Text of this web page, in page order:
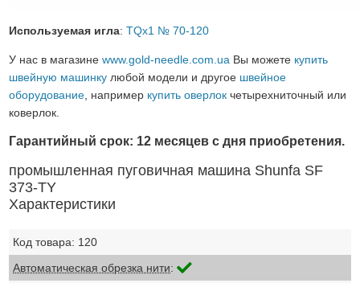
Используемая игла:TQx1 № 70-120
У нас в магазинеwww.gold-needle.com.ua Вы можете купить
швейную машинку любой модели и другое швейное
оборудование, например купить оверлок четырехниточный или
коверлок.
Гарантийный срок: 12 месяцев с дня приобретения.
промышленная пуговичная машина Shunfa SF
373-TY
Характеристики
Код товара: 120
Автоматическая обрезка нити: